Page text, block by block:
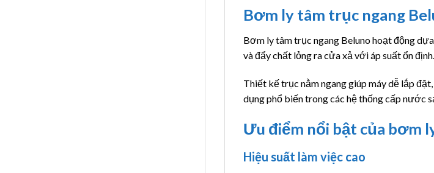
Bơm ly tâm trục ngang
Bơm ly tâm trục ngang Beluno hoạt động
và đẩy chất lỏng ra cửa xả với áp suất ổn định.
Thiết kế trục nằm ngang giúp máy dễ lắp
dụng phổ biến trong các hệ thống cấp nước
Ưu điểm nổi bật của bơm
Hiệu suất làm việc cao